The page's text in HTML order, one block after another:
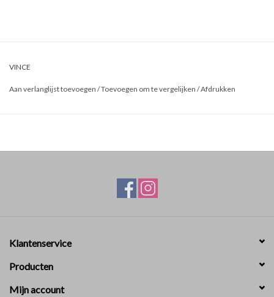
VINCE
Aan verlanglijst toevoegen /Toevoegen om te vergelijken /Afdrukken
Klantenservice
Producten
Mijn account